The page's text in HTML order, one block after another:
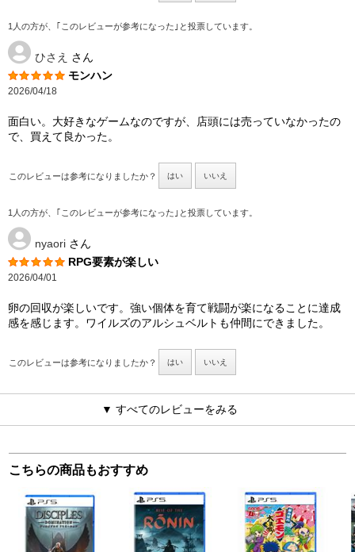
1人の方が、｢このレビューが参考になった｣と投票しています。
ひさえ さん
モンハン
2026/04/18
面白い。大好きなゲームなのですが、店頭には売っていなかったの
で、買えて良かった。
このレビューは参考になりましたか？ はい いいえ
1人の方が、｢このレビューが参考になった｣と投票しています。
nyaori さん
RPG要素が楽しい
2026/04/01
卵の回収が楽しいです。強い個体を育て戦闘が楽になることに達成
感を感じます。ワイルズのアルシュベルトも仲間にできました。
このレビューは参考になりましたか？ はい いいえ
▼ すべてのレビューをみる
こちらの商品もおすすめ